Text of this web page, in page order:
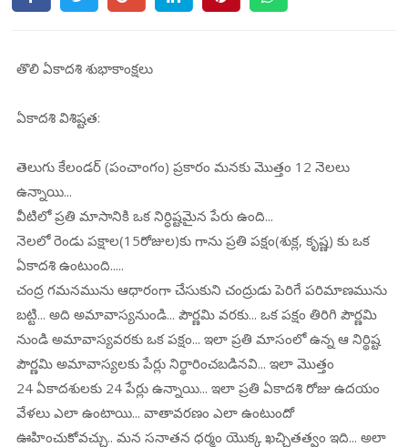
తొలి ఏకాదశి శుభాకాంక్షలు
ఏకాదశి విశిష్టత:
తెలుగు కేలండర్ (పంచాంగం) ప్రకారం మనకు మొత్తం 12 నెలలు
ఉన్నాయి...
వీటిలో ప్రతి మాసానికి ఒక నిర్ధిష్టమైన పేరు ఉంది...
నెలలో రెండు పక్షాల(15రోజుల)కు గాను ప్రతి పక్షం(శుక్ల, కృష్ణ) కు ఒక
ఏకాదశి ఉంటుంది.....
చంద్ర గమనమును ఆధారంగా చేసుకుని చంద్రుడు పెరిగే పరిమాణమును
బట్టి... అది అమావాస్యనుండి... పౌర్ణమి వరకు... ఒక పక్షం తిరిగి పౌర్ణమి
నుండి అమావాస్యవరకు ఒక పక్షం... ఇలా ప్రతి మాసంలో ఉన్న ఆ నిర్థిష్ట
పౌర్ణమి అమావాస్యలకు పేర్లు నిర్థారించబడినవి... ఇలా మొత్తం
24 ఏకాదశులకు 24 పేర్లు ఉన్నాయి... ఇలా ప్రతి ఏకాదశి రోజు ఉదయం
వేళలు ఎలా ఉంటాయి... వాతావరణం ఎలా ఉంటుందో
ఊహించుకోవచ్చు.. మన సనాతన ధర్మం యొక్క ఖచ్చితత్వం ఇది... అలా